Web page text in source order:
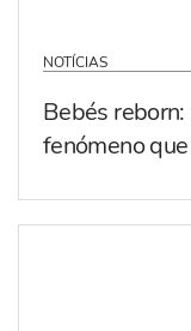
NOTÍCIAS
Bebés
fenómeno